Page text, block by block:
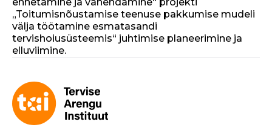
k
„Toitumisnõustamise teenuse pakkumise mudeli
välja töötamine esmatasandi
tervishoiusüsteemis“ juhtimise planeerimine ja
elluviimine.